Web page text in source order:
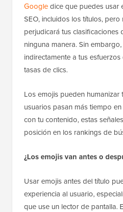
Googledice que puedes usar
SEO, incluidos los títulos,
perjudicará tus clasificaciones
ninguna manera. Sin
indirectamente a tus
tasas de clics.
Los emojis pueden humanizar
usuarios pasan más tiempo
con tu contenido, estas
posición en los rankings de
¿Los emojis van antes o
Usar emojis antes del título
experiencia al usuario,
que use un lector de pantalla.